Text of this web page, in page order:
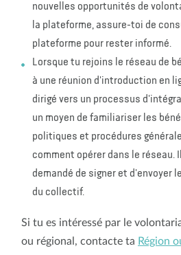
nouvelles opportunités de
la plateforme, assure-toi de
plateforme pour rester informé.
Lorsque tu rejoins le réseau de
à une réunion d'introduction en
dirigé vers un processus
un moyen de familiariser les
politiques et procédures
comment opérer dans le réseau.
demandé de signer et d'envoyer
du collectif.
Si tu es intéressé par le
ou régional, contacte ta Région